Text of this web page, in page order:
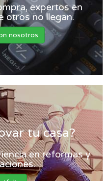
expertos en
otros no llegan.
nosotros
tu casa?
en reformas y